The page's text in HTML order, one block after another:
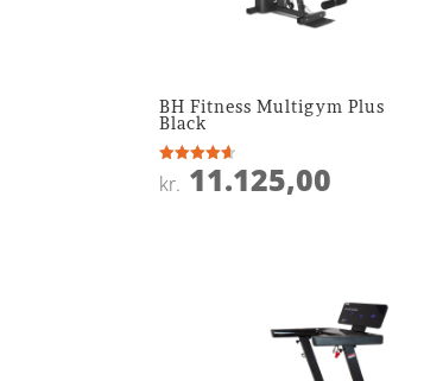
BH Fitness Multigym Plus
Black
Vurderet
4.6
kr. 11.125,00